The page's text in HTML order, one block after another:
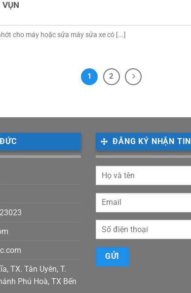
cho máy hoặc sửa máy sửa xe có [...]
1 2
TX. Tân Uyên, T.
Phú Hoà, TX Bến
ĐĂNG KÝ NHẬN TIN